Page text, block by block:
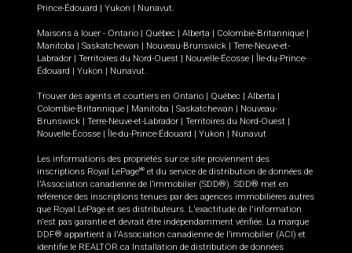
Prince-Édouard | Yukon | Nunavut.
Maisons à louer - Ontario | Québec | Alberta | Colombie-Britannique |
Manitoba | Saskatchewan | Nouveau-Brunswick | Terre-Neuve-et-
Labrador | Territoires du Nord-Ouest | Nouvelle-Écosse | Île-du-Prince-
Édouard | Yukon | Nunavut.
Trouver des agents et courtiers en Ontario | Québec | Alberta |
Colombie-Britannique | Manitoba | Saskatchewan | Nouveau-
Brunswick | Terre-Neuve-et-Labrador | Territoires du Nord-Ouest |
Nouvelle-Écosse | Île-du-Prince-Édouard | Yukon | Nunavut
Les informations des propriétés sur ce site proviennent des
inscriptions Royal LePageMD et du service de distribution de données de
l'Association canadienne de l’immobilier (SDD®). SDD® met en
référence des inscriptions tenues par des agences immobilières autres
que Royal LePage et ses distributeurs. L'exactitude de l'information
n'est pas garantie et devrait être indépendamment vérifiée. La marque
DDF® appartient à l'Association canadienne de l’immobilier (ACI) et
identifie le REALTOR.ca Installation de distribution de données